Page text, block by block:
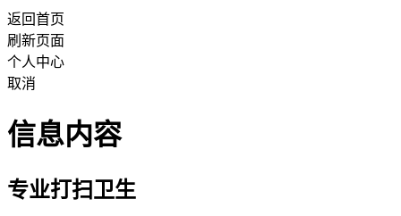
返回首页
刷新页面
个人中心
取消
信息内容
专业打扫卫生